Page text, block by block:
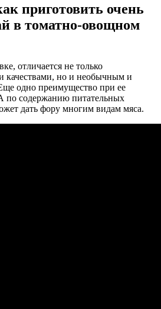
приготовить очень
в томатно-овощном
отличается не только
качествами, но и необычным и
одно преимущество при ее
по содержанию питательных
дать фору многим видам мяса.